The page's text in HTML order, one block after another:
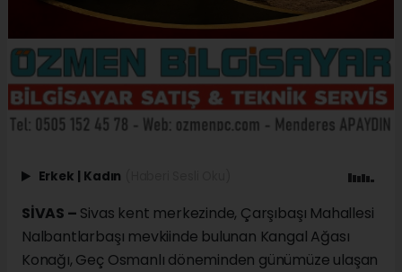
Erkek Kadın
SİVAS – Sivas kent merkezinde, Çarşıbaşı Mahallesi
Nalbantlarbaşı mevkiinde bulunan Kangal Ağası
Konağı, Geç Osmanlı döneminden günümüze ulaşan